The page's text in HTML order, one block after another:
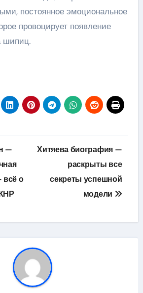
постоянное эмоциональное
провоцирует появление
шипиц.
—
всё о
Хитяева биография —
раскрыты все
секреты успешной
модели